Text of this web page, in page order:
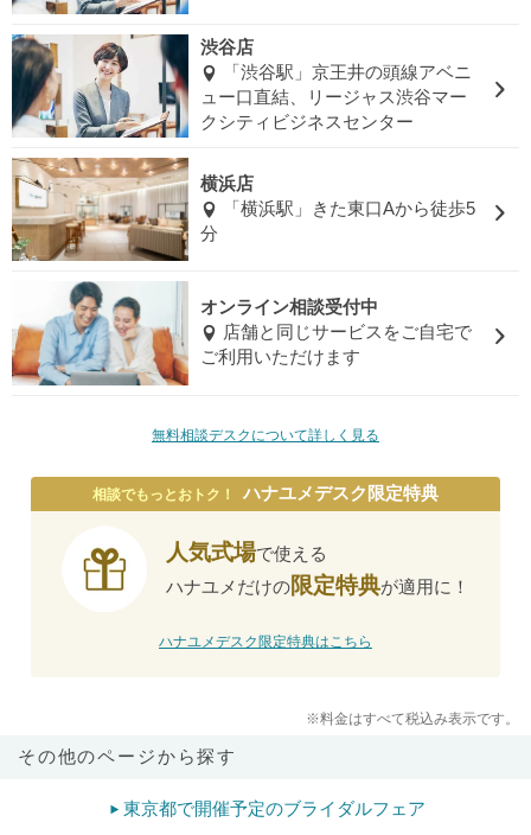
渋谷店
「渋谷駅」京王井の頭線アベニ
ュー口直結、リージャス渋谷マー
クシティビジネスセンター
横浜店
「横浜駅」きた東口Aから徒歩5
分
オンライン相談受付中
店舗と同じサービスをご自宅で
ご利用いただけます
無料相談デスクについて詳しく見る
相談でもっとおトク！ ハナユメデスク限定特典
人気式場で使える
ハナユメだけの限定特典が適用に！
ハナユメデスク限定特典はこちら
※料金はすべて税込み表示です。
その他のページから探す
東京都で開催予定のブライダルフェア